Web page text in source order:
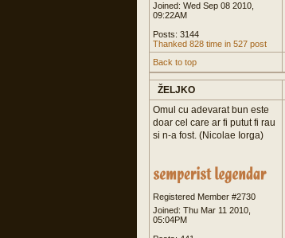
Joined: Wed Sep 08 2010,
09:22AM
Posts: 3144
Thanked 828 time in 527 post
Back to top
ŽELJKO
Omul cu adevarat bun este
doar cel care ar fi putut fi rau
si n-a fost. (Nicolae Iorga)
Registered Member #2730
Joined: Thu Mar 11 2010,
05:04PM